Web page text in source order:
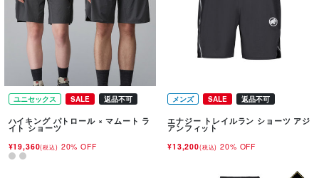
ユニセックス SALE 返品不可
ハイキング パトロール × マムート ラ
イト ショーツ
¥19,360(税込) 20% OFF
メンズ SALE 返品不可
エナジー トレイルラン ショーツ アジ
アンフィット
¥13,200(税込) 20% OFF